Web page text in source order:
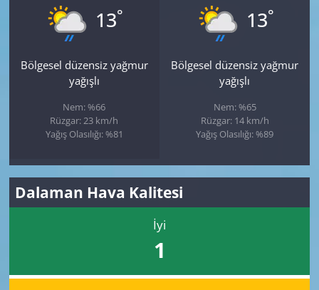
13°
Bölgesel düzensiz yağmur
yağışlı
Nem: %66
Rüzgar: 23 km/h
Yağış Olasılığı: %81
13°
Bölgesel düzensiz yağmur
yağışlı
Nem: %65
Rüzgar: 14 km/h
Yağış Olasılığı: %89
Dalaman Hava Kalitesi
İyi
1